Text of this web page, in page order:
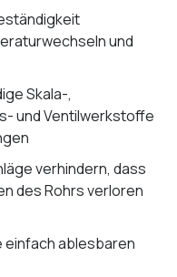
und
Skala-,
und Ventilwerkstoffe
verhindern, dass
des Rohrs verloren
einfach ablesbaren